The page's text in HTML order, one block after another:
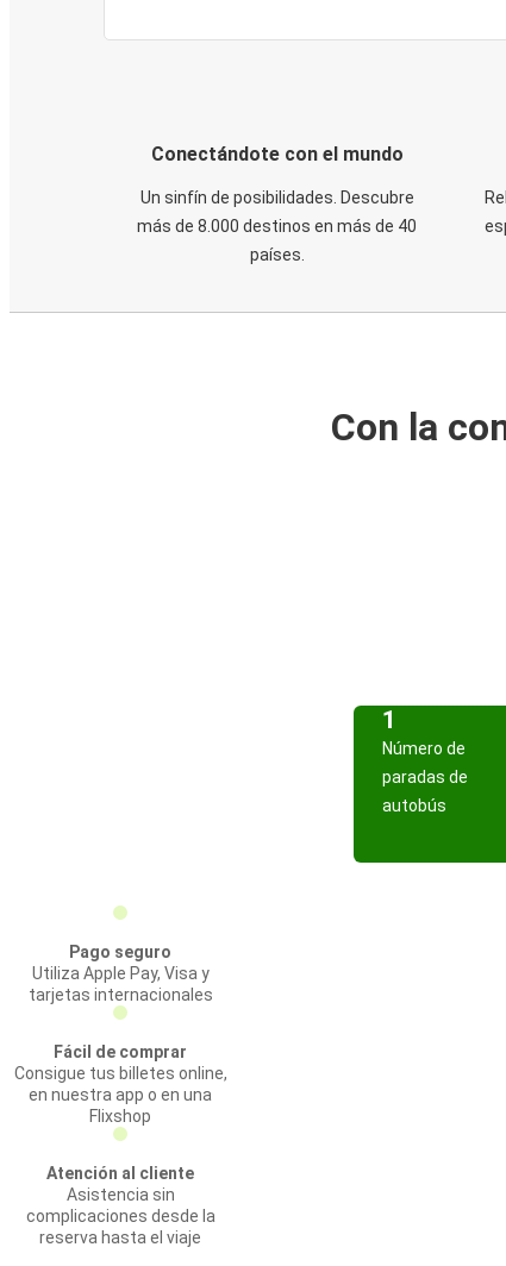
Conectándote con el mundo
Un sinfín de posibilidades. Descubre
más de 8.000 destinos en más de 40
países.
Con la
1
Número de
paradas de
autobús
Pago seguro
Utiliza Apple Pay, Visa y
tarjetas internacionales
Fácil de comprar
Consigue tus billetes online,
en nuestra app o en una
Flixshop
Atención al cliente
Asistencia sin
complicaciones desde la
reserva hasta el viaje